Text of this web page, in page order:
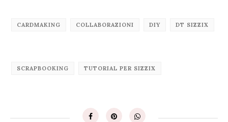
CARDMAKING COLLABORAZIONI DIY DT SIZZIX
SCRAPBOOKING TUTORIAL PER SIZZIX